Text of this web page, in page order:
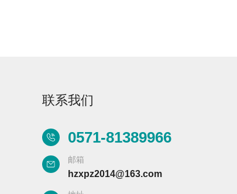
Flash-2/F2实验室
全自动洗瓶机
R系列
联系我们
0571-81389966
邮箱
hzxpz2014@163.com